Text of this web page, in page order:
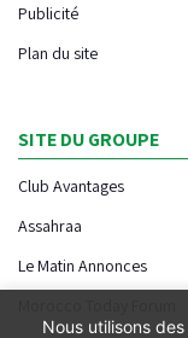
Publicité
Plan du site
SITE DU GROUPE
Club Avantages
Assahraa
Le Matin Annonces
Nous utilisons